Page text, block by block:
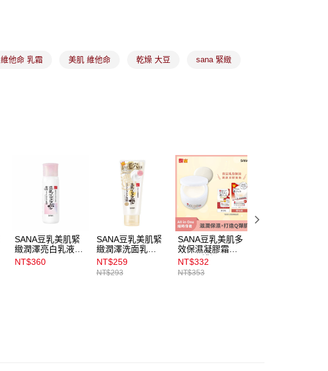
帳／街口支付／iPASS MONEY」等通路繳費。
https://oppay.tw/userRule
7-11取貨付款
每筆NT$300，滿NT$3,000(含以上)免運費
付款後門市自取
每筆NT$100，滿NT$399(含以上)免運費
維他命 乳霜 美肌 維他命 乾燥 大豆 sana 緊緻
SANA豆乳美肌緊
緻潤澤亮白乳液
150mL
NT$360
SANA豆乳美肌緊
緻潤澤洗面乳
N150g
NT$259
NT$293
SANA豆乳美肌多
效保濕凝膠霜
100g_濃潤
NT$332
NT$353